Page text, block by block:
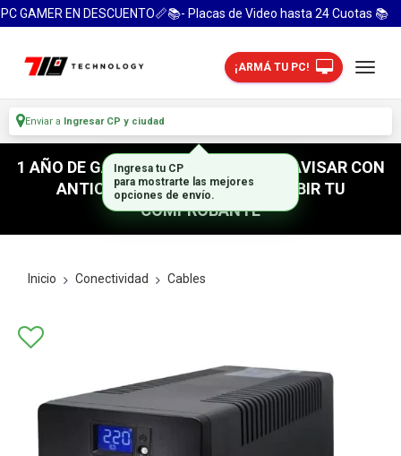
GAMER EN DESCUENTO📏📚- Placas de Video hasta 24 Cuotas 📚
¡ARMÁ TU PC!
Enviar a Ingresar CP y ciudad
1 AÑO DE GARANTIA! / PARA RETIRO AVISAR CON
ANTICIPACION / NO OLVIDES SUBIR TU
COMPROBANTE
Inicio Conectividad Cables